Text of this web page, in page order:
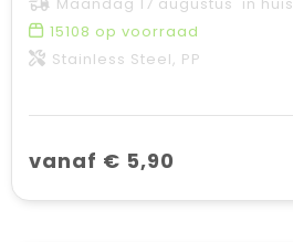
15108 op voorraad
Stainless Steel, PP
vanaf € 5,90